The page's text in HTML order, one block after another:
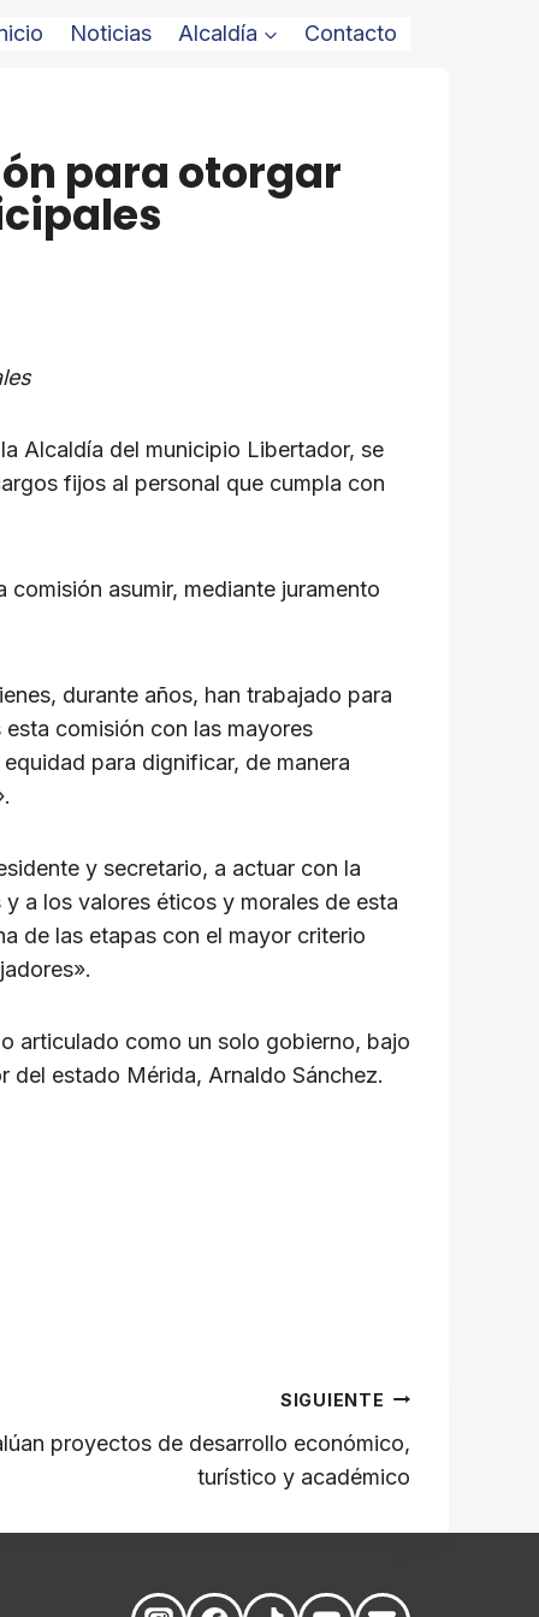
Noticias Alcaldía Contacto
para otorgar
Alcaldía del municipio Libertador, se
fijos al personal que cumpla con
asumir, mediante juramento
durante años, han trabajado para
comisión con las mayores
para dignificar, de manera
y secretario, a actuar con la
a los valores éticos y morales de esta
de las etapas con el mayor criterio
articulado como un solo gobierno, bajo
estado Mérida, Arnaldo Sánchez.
SIGUIENTE
proyectos de desarrollo económico,
turístico y académico